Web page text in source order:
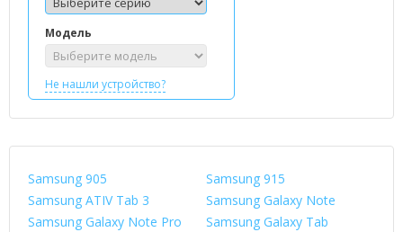
Модель
Не нашли устройство?
Samsung 905
Samsung 915
Samsung ATIV Tab 3
Samsung Galaxy Note
Samsung Galaxy Note Pro
Samsung Galaxy Tab